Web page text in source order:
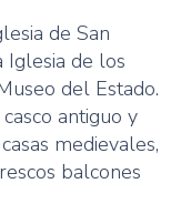
de San
Iglesia de los
del Estado.
antiguo y
medievales,
balcones